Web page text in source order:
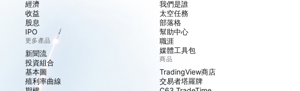
經濟
收益
股息
IPO
更多產品
新聞流
投資組合
基本圖
殖利率曲線
我們是誰
太空任務
部落格
幫助中心
職涯
媒體工具包
商品
TradingView商店
交易者塔羅牌